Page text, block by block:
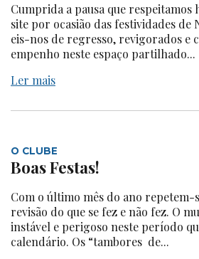
Cumprida a pausa que respeitamos
site por ocasião das festividades de
eis-nos de regresso, revigorados e
empenho neste espaço partilhado...
Ler mais
O CLUBE
Boas Festas!
Com o último mês do ano repetem-
revisão do que se fez e não fez. O
instável e perigoso neste período
calendário. Os “tambores de...